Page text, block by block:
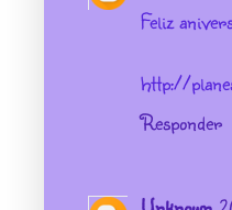
Feliz
http://
Responder